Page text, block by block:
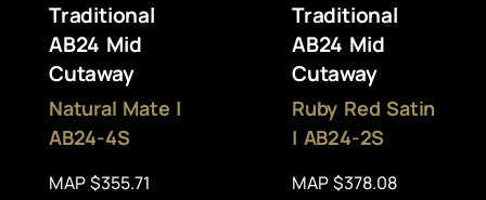
Traditional
AB24 Mid
Cutaway
Natural Mate |
AB24-4S
MAP $355.71
Traditional
AB24 Mid
Cutaway
Ruby Red Satin
| AB24-2S
MAP $378.08